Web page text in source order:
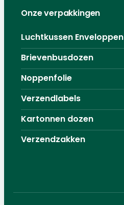
Onze verpakkingen
Luchtkussen Enveloppen
Brievenbusdozen
Noppenfolie
Verzendlabels
Kartonnen dozen
Verzendzakken